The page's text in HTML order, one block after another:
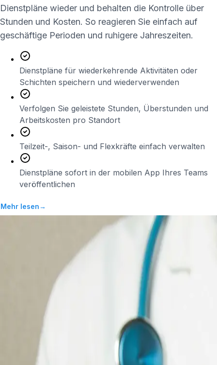
Dienstpläne wieder und behalten die Kontrolle über
Stunden und Kosten. So reagieren Sie einfach auf
geschäftige Perioden und ruhigere Jahreszeiten.
Dienstpläne für wiederkehrende Aktivitäten oder
Schichten speichern und wiederverwenden
Verfolgen Sie geleistete Stunden, Überstunden und
Arbeitskosten pro Standort
Teilzeit-, Saison- und Flexkräfte einfach verwalten
Dienstpläne sofort in der mobilen App Ihres Teams
veröffentlichen
Mehr lesen→